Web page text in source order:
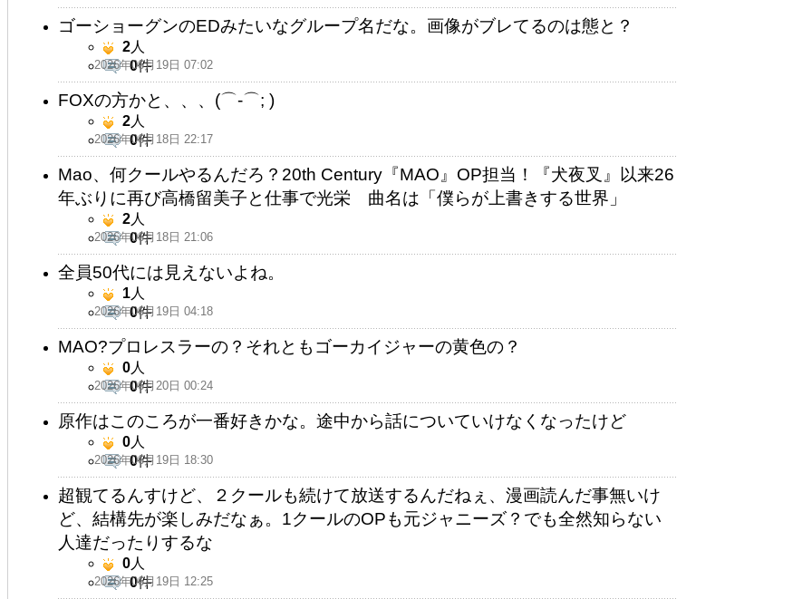
ゴーショーグンのEDみたいなグループ名だな。画像がブレてるのは態と？
2026年06月19日 07:02
2人
0件
FOXの方かと、、、(⌒-⌒; )
2026年06月18日 22:17
2人
0件
Mao、何クールやるんだろ？20th Century『MAO』OP担当！『犬夜叉』以来26
年ぶりに再び高橋留美子と仕事で光栄 曲名は「僕らが上書きする世界」
2026年06月18日 21:06
2人
0件
全員50代には見えないよね。
2026年06月19日 04:18
1人
0件
MAO?プロレスラーの？それともゴーカイジャーの黄色の？
2026年06月20日 00:24
0人
0件
原作はこのころが一番好きかな。途中から話についていけなくなったけど
2026年06月19日 18:30
0人
0件
超観てるんすけど、２クールも続けて放送するんだねぇ、漫画読んだ事無いけ
ど、結構先が楽しみだなぁ。1クールのOPも元ジャニーズ？でも全然知らない
人達だったりするな
2026年06月19日 12:25
0人
0件